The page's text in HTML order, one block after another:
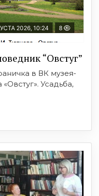
2026, 10:24 8
“Овстуг”
в ВК музея-
Усадьба,